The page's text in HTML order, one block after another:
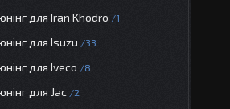
для Iran Khodro 1
для Isuzu 33
для Iveco 8
для Jac 2